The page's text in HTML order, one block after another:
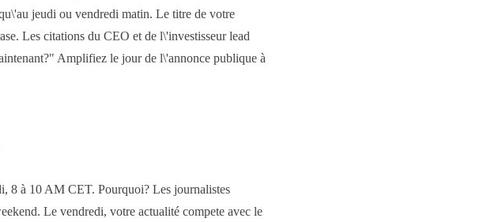
jeudi ou vendredi matin. Le titre de votre
Les citations du CEO et de l\'investisseur lead
Amplifiez le jour de l\'annonce publique à
8 à 10 AM CET. Pourquoi? Les journalistes
Le vendredi, votre actualité compete avec le